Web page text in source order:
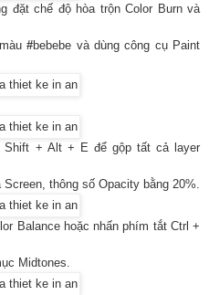
đặt chế độ hòa trộn Color Burn và
#bebebe và dùng công cụ Paint
Shift + Alt + E để gộp tất cả layer
thông số Opacity bằng 20%.
Balance hoặc nhấn phím tắt Ctrl +
Midtones.